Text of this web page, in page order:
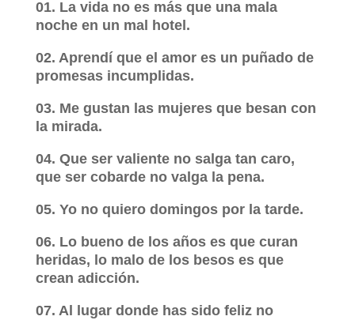
01. La vida no es más que una mala
noche en un mal hotel.
02. Aprendí que el amor es un puñado de
promesas incumplidas.
03. Me gustan las mujeres que besan con
la mirada.
04. Que ser valiente no salga tan caro,
que ser cobarde no valga la pena.
05. Yo no quiero domingos por la tarde.
06. Lo bueno de los años es que curan
heridas, lo malo de los besos es que
crean adicción.
07. Al lugar donde has sido feliz no